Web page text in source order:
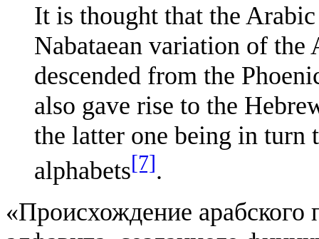
It is thought that the
Nabataean variation of
descended from the
also gave rise to the
the latter one being in
alphabets[7].
«Происхождение арабского